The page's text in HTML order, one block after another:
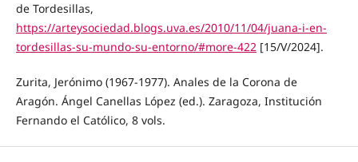
de Tordesillas,
https://arteysociedad.blogs.uva.es/2010/11/04/juana-i-en-
tordesillas-su-mundo-su-entorno/#more-422[15/V/2024].
Zurita, Jerónimo (1967-1977). Anales de la Corona de
Aragón. Ángel Canellas López (ed.). Zaragoza, Institución
Fernando el Católico, 8 vols.